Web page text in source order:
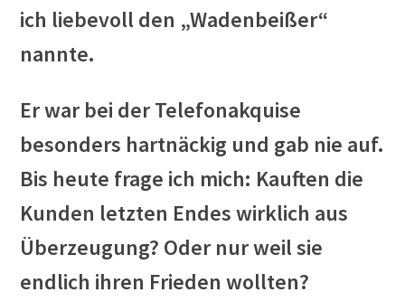
ich liebevoll den „Wadenbeißer“
nannte.
Er war bei der Telefonakquise
besonders hartnäckig und gab nie auf.
Bis heute frage ich mich: Kauften die
Kunden letzten Endes wirklich aus
Überzeugung? Oder nur weil sie
endlich ihren Frieden wollten?